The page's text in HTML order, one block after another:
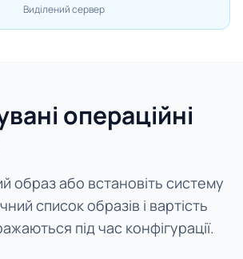
Виділений сервер
операційні
образ або встановіть систему
список образів і вартість
під час конфігурації.